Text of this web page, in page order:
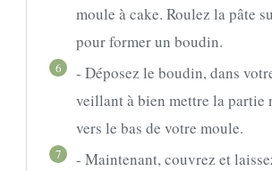
moule à cake. Roulez la pâte
pour former un boudin.
6
- Déposez le boudin, dans
veillant à bien mettre la partie
vers le bas de votre moule.
7 - Maintenant, couvrez et